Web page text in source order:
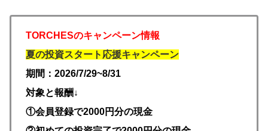
TORCHESのキャンペーン情報
夏の投資スタート応援キャンペーン
期間：2026/7/29~8/31
対象と報酬↓
①会員登録で2000円分の現金